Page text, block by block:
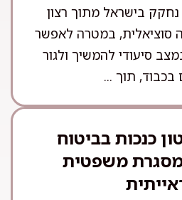
נחקק בישראל מתוך רצון
סוציאלית, במטרה לאפשר
סיעודי להמשיך ולגור
בכבוד, תוך ...
כנכות בביטוח
משפטית